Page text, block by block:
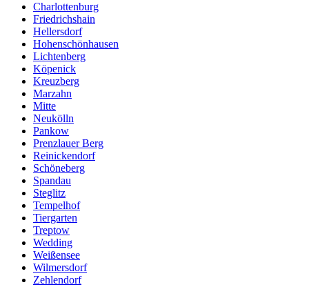
Charlottenburg
Friedrichshain
Hellersdorf
Hohenschönhausen
Lichtenberg
Köpenick
Kreuzberg
Marzahn
Mitte
Neukölln
Pankow
Prenzlauer Berg
Reinickendorf
Schöneberg
Spandau
Steglitz
Tempelhof
Tiergarten
Treptow
Wedding
Weißensee
Wilmersdorf
Zehlendorf